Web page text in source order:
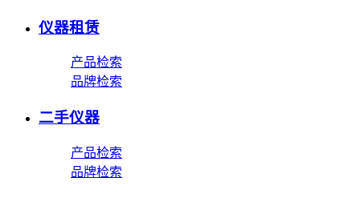
仪器租赁
产品检索
品牌检索
二手仪器
产品检索
品牌检索